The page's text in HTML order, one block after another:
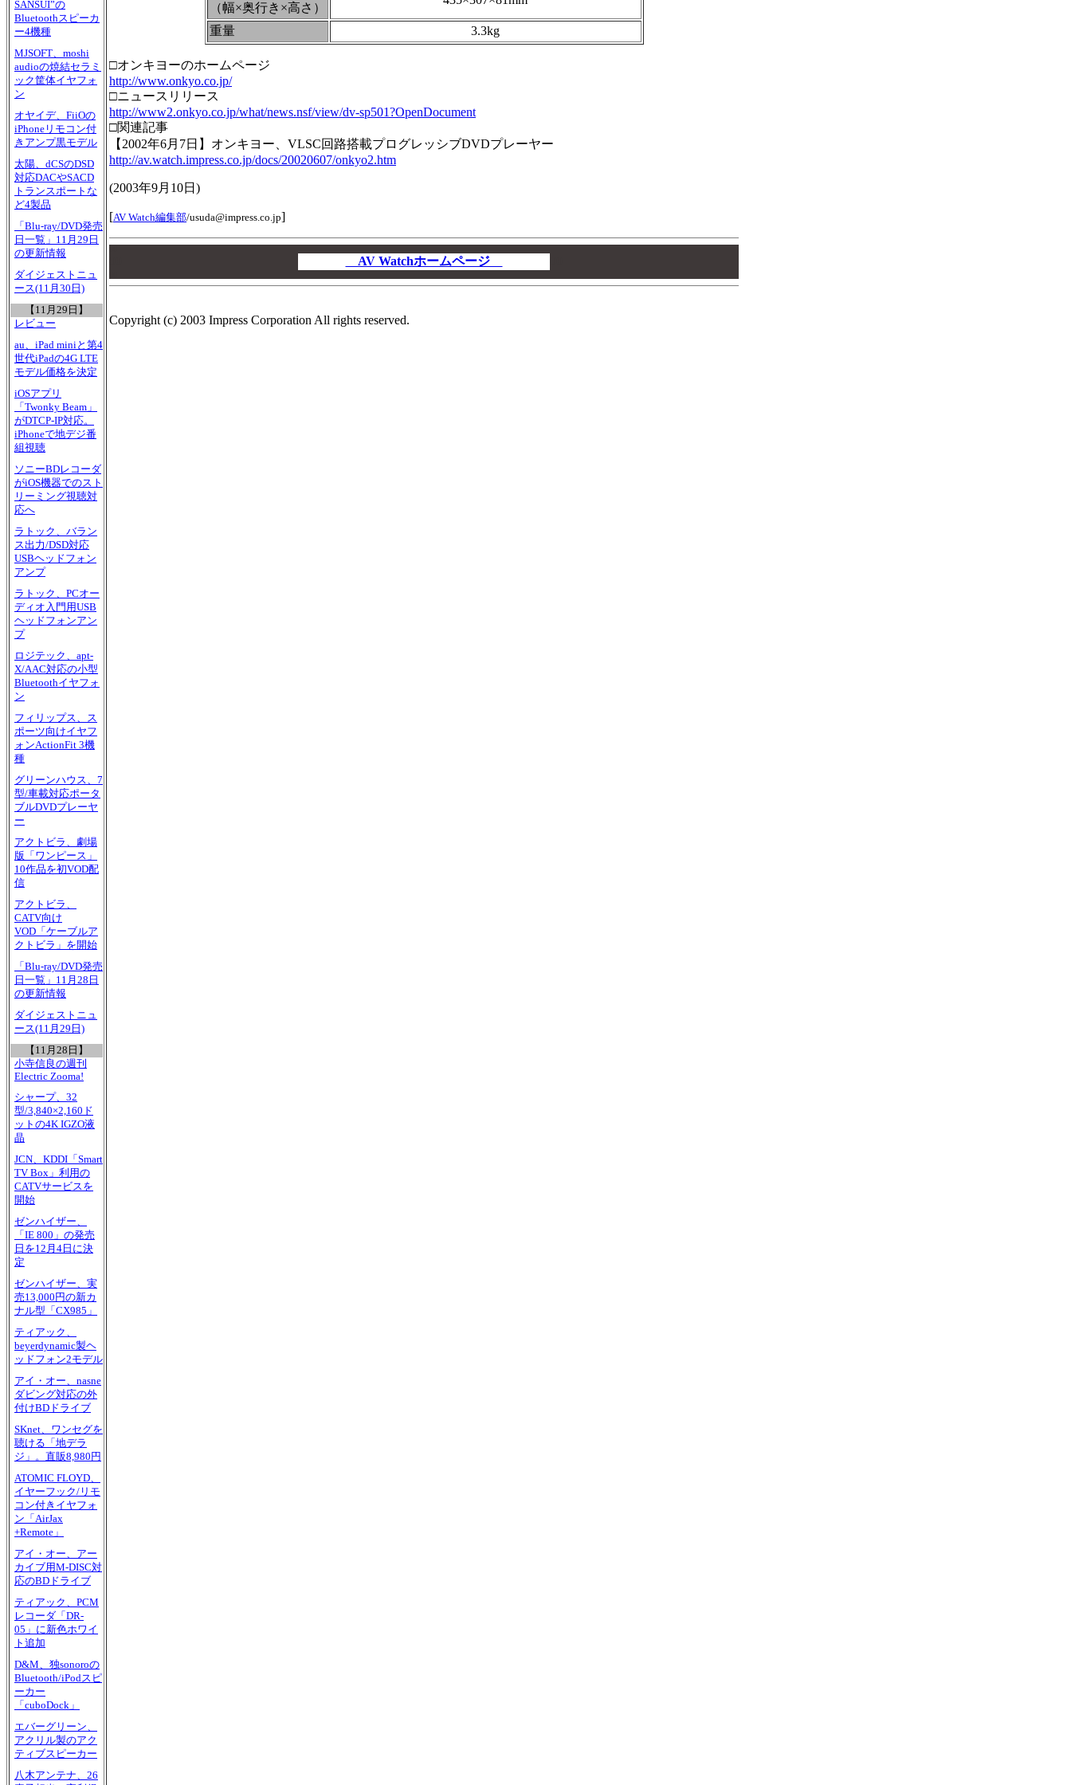
SANSUI”の
Bluetoothスピーカ
ー4機種
MJSOFT、moshi
audioの焼結セラミ
ック筐体イヤフォ
ン
オヤイデ、FiiOの
iPhoneリモコン付
きアンプ黒モデル
太陽、dCSのDSD
対応DACやSACD
トランスポートな
ど4製品
「Blu-ray/DVD発売
日一覧」11月29日
の更新情報
ダイジェストニュ
ース(11月30日)
【11月29日】
レビュー
au、iPad miniと第4
世代iPadの4G LTE
モデル価格を決定
iOSアプリ
「Twonky Beam」
がDTCP-IP対応。
iPhoneで地デジ番
組視聴
ソニーBDレコーダ
がiOS機器でのスト
リーミング視聴対
応へ
ラトック、バラン
ス出力/DSD対応
USBヘッドフォン
アンプ
ラトック、PCオー
ディオ入門用USB
ヘッドフォンアン
プ
ロジテック、apt-
X/AAC対応の小型
Bluetoothイヤフォ
ン
フィリップス、ス
ポーツ向けイヤフ
ォンActionFit 3機
種
グリーンハウス、7
型/車載対応ポータ
ブルDVDプレーヤ
ー
アクトビラ、劇場
版「ワンピース」
10作品を初VOD配
信
アクトビラ、
CATV向け
VOD「ケーブルア
クトビラ」を開始
「Blu-ray/DVD発売
日一覧」11月28日
の更新情報
ダイジェストニュ
ース(11月29日)
【11月28日】
小寺信良の週刊
Electric Zooma!
シャープ、32
型/3,840×2,160ド
ットの4K IGZO液
晶
JCN、KDDI「Smart
TV Box」利用の
CATVサービスを
開始
ゼンハイザー、
「IE 800」の発売
日を12月4日に決
定
ゼンハイザー、実
売13,000円の新カ
ナル型「CX985」
ティアック、
beyerdynamic製ヘ
ッドフォン2モデル
アイ・オー、nasne
ダビング対応の外
付けBDドライブ
SKnet、ワンセグを
聴ける「地デラ
ジ」。直販8,980円
ATOMIC FLOYD、
イヤーフック/リモ
コン付きイヤフォ
ン「AirJax
+Remote」
アイ・オー、アー
カイブ用M-DISC対
応のBDドライブ
ティアック、PCM
レコーダ「DR-
05」に新色ホワイ
ト追加
D&M、独sonoroの
Bluetooth/iPodスピ
ーカー
「cuboDock」
エバーグリーン、
アクリル製のアク
ティブスピーカー
八木アンテナ、26
（幅×奥行き×高さ）
重量 3.3kg
□オンキヨーのホームページ
http://www.onkyo.co.jp/
□ニュースリリース
http://www2.onkyo.co.jp/what/news.nsf/view/dv-sp501?OpenDocument
□関連記事
【2002年6月7日】オンキヨー、VLSC回路搭載プログレッシブDVDプレーヤー
http://av.watch.impress.co.jp/docs/20020607/onkyo2.htm
(2003年9月10日 )
[AV Watch編集部/usuda@impress.co.jp]
AV Watchホームページ
Copyright (c) 2003 Impress Corporation All rights reserved.